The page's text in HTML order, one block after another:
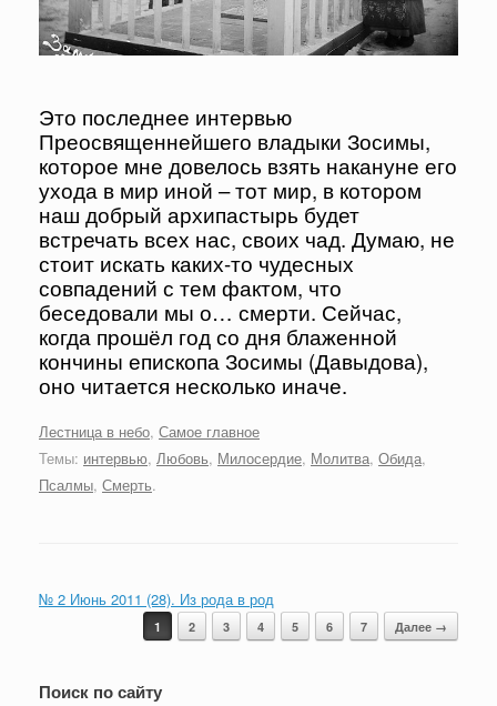
Это последнее интервью
Преосвященнейшего владыки Зосимы,
которое мне довелось взять накануне его
ухода в мир иной – тот мир, в котором
наш добрый архипастырь будет
встречать всех нас, своих чад. Думаю, не
стоит искать каких-то чудесных
совпадений с тем фактом, что
беседовали мы о… смерти. Сейчас,
когда прошёл год со дня блаженной
кончины епископа Зосимы (Давыдова),
оно читается несколько иначе.
Лестница в небо, Самое главное
Темы: интервью, Любовь, Милосердие, Молитва, Обида,
Псалмы, Смерть.
№ 2 Июнь 2011 (28). Из рода в род
Навигация записи1 2 3 4 5 6 7 Далее →
Поиск по сайту